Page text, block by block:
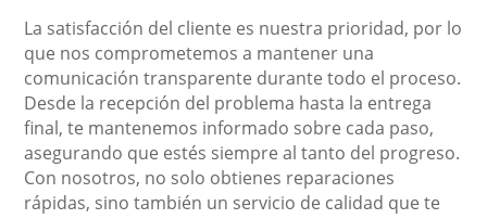
La satisfacción del cliente es nuestra prioridad, por lo
que nos comprometemos a mantener una
comunicación transparente durante todo el proceso.
Desde la recepción del problema hasta la entrega
final, te mantenemos informado sobre cada paso,
asegurando que estés siempre al tanto del progreso.
Con nosotros, no solo obtienes reparaciones
rápidas, sino también un servicio de calidad que te